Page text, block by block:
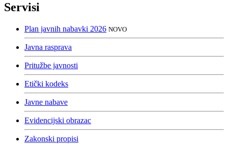
Servisi
Plan javnih nabavki 2026 NOVO
Javna rasprava
Pritužbe javnosti
Etički kodeks
Javne nabave
Evidencijski obrazac
Zakonski propisi